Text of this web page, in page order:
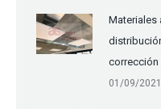
Materiales
corrección
01/09/2021